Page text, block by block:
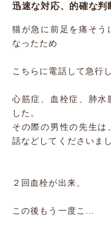
迅速な対応、的確な判
猫が急に前足を痛そう
なったため
こちらに電話して急行
心筋症、血栓症、肺水
した。
その際の男性の先生
話などしてくださいまし
２回血栓が出来、
この後もう一度こ...